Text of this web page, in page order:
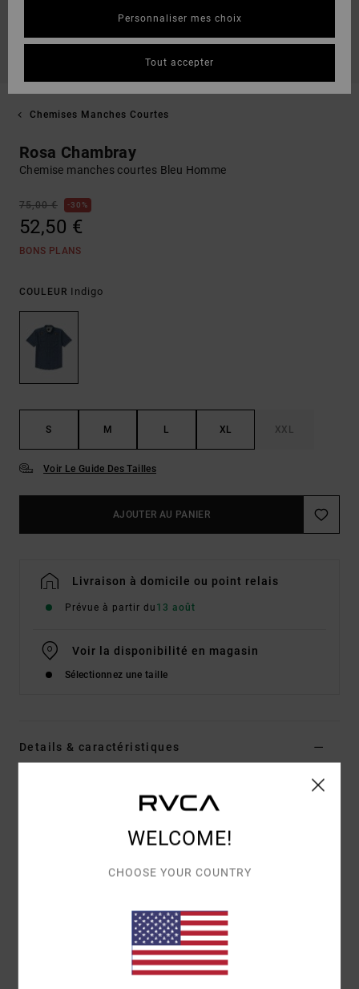
Chemises Manches Courtes
Rosa Chambray
Chemise manches courtes Bleu Homme
75,00 € 30%
52,50 €
BONS PLANS
COULEUR Indigo
S M L XL XXL
Voir Le Guide Des Tailles
AJOUTER AU PANIER
Livraison à domicile ou point relais
Prévue à partir du 13 août
Voir la disponibilité en magasin
Sélectionnez une taille
Details & caractéristiques
Code couleurind
Tissu tricoté
Deux poches poitrine
[Matière principale] 100% coton
WELCOME!
CHOOSE YOUR COUNTRY
Personnaliser mes choix
Tout accepter